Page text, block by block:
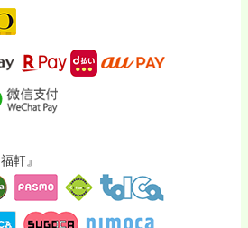
軒』